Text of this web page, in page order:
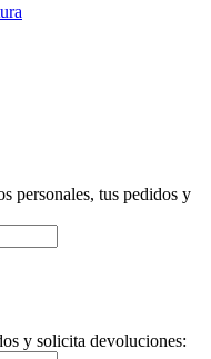
personales, tus pedidos y
y solicita devoluciones: